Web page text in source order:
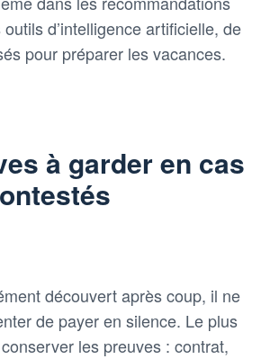
d’intelligence artificielle, de
pour préparer les vacances.
à garder en cas
découvert après coup, il ne
de payer en silence. Le plus
les preuves : contrat,